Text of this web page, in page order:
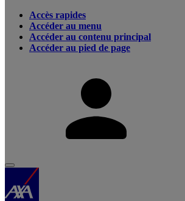
Accès rapides
Accéder au menu
Accéder au contenu principal
Accéder au pied de page